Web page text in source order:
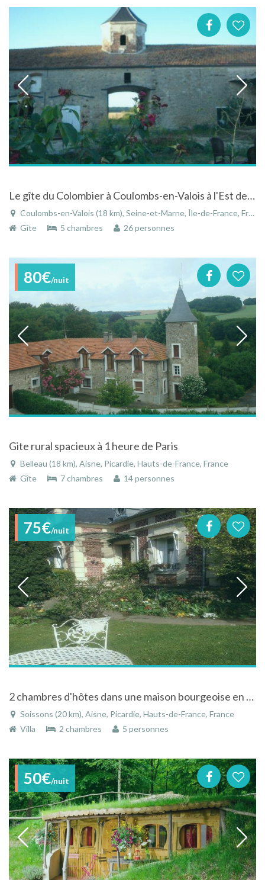
Le gîte du Colombier à Coulombs-en-Valois à l'Est de Paris en Seine-et-Marne en Ile-de-France
Coulombs-en-Valois (18 km), Seine-et-Marne, Île-de-France, France
Gîte
5 chambres 26 personnes
80€/nuit
Gite rural spacieux à 1 heure de Paris
Belleau (18 km), Aisne, Picardie, Hauts-de-France, France
Gîte
7 chambres 14 personnes
75€/nuit
2 chambres d'hôtes dans une maison bourgeoise en centre ville à Soissons en Picardie
Soissons (20 km), Aisne, Picardie, Hauts-de-France, France
Villa
2 chambres 5 personnes
50€/nuit